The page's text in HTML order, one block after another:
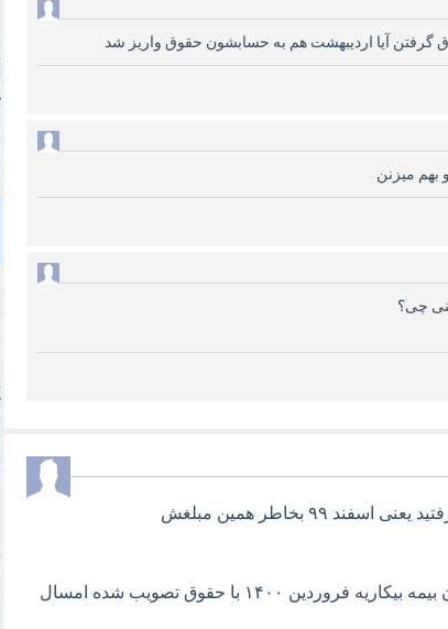
گرفتن آیا اردیبهشت هم به حسابشون حقوق واریز شد
بهم میزنن
۱۶ فروردین بیمه بیکاریه پارسال گرفتید یعنی اسفند ۹۹ بخاطر همین مبلغش
اینکه امروز ۲۷ فروردین واریز کردن بیمه بیکاریه فروردین ۱۴۰۰ با حقوق تصویب شده امسال